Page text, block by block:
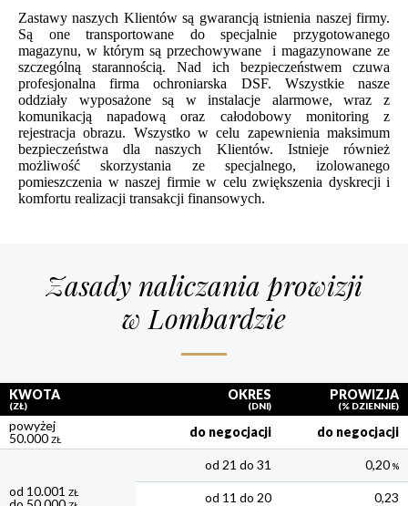
Zastawy naszych Klientów są gwarancją istnienia naszej firmy.
Są one transportowane do specjalnie przygotowanego
magazynu, w którym są przechowywane
i magazynowane ze
szczególną starannością. Nad ich bezpieczeństwem czuwa
profesjonalna firma ochroniarska DSF. Wszystkie nasze
oddziały wyposażone są w instalacje alarmowe, wraz z
komunikacją napadową oraz całodobowy monitoring z
rejestracja obrazu. Wszystko w celu zapewnienia maksimum
bezpieczeństwa dla naszych Klientów. Istnieje również
możliwość skorzystania ze specjalnego, izolowanego
pomieszczenia w naszej firmie w celu zwiększenia dyskrecji i
komfortu realizacji transakcji finansowych.
Zasady naliczania prowizji
w Lombardzie
KWOTA
(ZŁ)
OKRES
(DNI)
PROWIZJA
(% DZIENNIE)
powyżej
50.000 ZŁ do negocjacji do negocjacji
od 10.001 ZŁ
od 21 do 31 0,20 %
od 11 do 20 0,23